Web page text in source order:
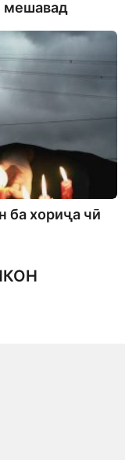
мешавад
ба хориҷа чӣ